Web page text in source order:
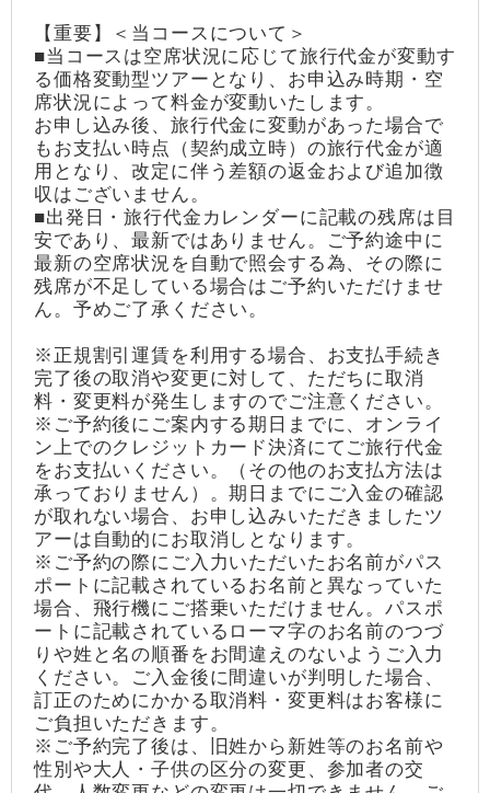
【重要】＜当コースについて＞
■当コースは空席状況に応じて旅行代金が変動す
る価格変動型ツアーとなり、お申込み時期・空
席状況によって料金が変動いたします。
お申し込み後、旅行代金に変動があった場合で
もお支払い時点（契約成立時）の旅行代金が適
用となり、改定に伴う差額の返金および追加徴
収はございません。
■出発日・旅行代金カレンダーに記載の残席は目
安であり、最新ではありません。ご予約途中に
最新の空席状況を自動で照会する為、その際に
残席が不足している場合はご予約いただけませ
ん。予めご了承ください。
※正規割引運賃を利用する場合、お支払手続き
完了後の取消や変更に対して、ただちに取消
料・変更料が発生しますのでご注意ください。
※ご予約後にご案内する期日までに、オンライ
ン上でのクレジットカード決済にてご旅行代金
をお支払いください。（その他のお支払方法は
承っておりません）。期日までにご入金の確認
が取れない場合、お申し込みいただきましたツ
アーは自動的にお取消しとなります。
※ご予約の際にご入力いただいたお名前がパス
ポートに記載されているお名前と異なっていた
場合、飛行機にご搭乗いただけません。パスポ
ートに記載されているローマ字のお名前のつづ
りや姓と名の順番をお間違えのないようご入力
ください。ご入金後に間違いが判明した場合、
訂正のためにかかる取消料・変更料はお客様に
ご負担いただきます。
※ご予約完了後は、旧姓から新姓等のお名前や
性別や大人・子供の区分の変更、参加者の交